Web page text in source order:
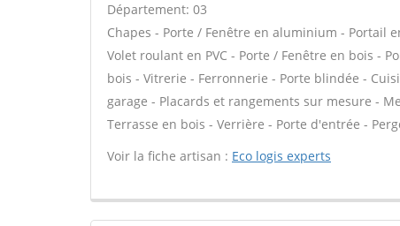
Département: 03
Chapes - Porte / Fenêtre en aluminium - Portail
Volet roulant en PVC - Porte / Fenêtre en bois -
bois - Vitrerie - Ferronnerie - Porte blindée -
garage - Placards et rangements sur mesure -
Terrasse en bois - Verrière - Porte d'entrée -
Voir la fiche artisan : Eco logis experts